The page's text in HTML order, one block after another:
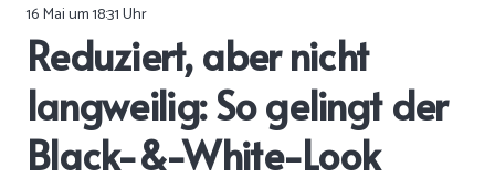
16 Mai um 18:31 Uhr
Reduziert, aber nicht
langweilig: So gelingt der
Black-&-White-Look